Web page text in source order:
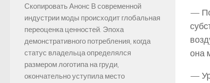
—
она
—
Скопировать Анонс В современной
индустрии моды происходит глобальная
переоценка ценностей. Эпоха
демонстративного потребления, когда
статус владельца определялся
размером логотипа на груди,
окончательно уступила место